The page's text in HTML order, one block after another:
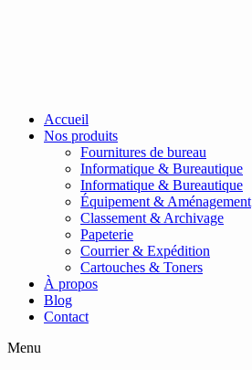
Accueil
Nos produits
Fournitures de bureau
Informatique & Bureautique
Informatique & Bureautique
Équipement & Aménagement
Classement & Archivage
Papeterie
Courrier & Expédition
Cartouches & Toners
À propos
Blog
Contact
Menu